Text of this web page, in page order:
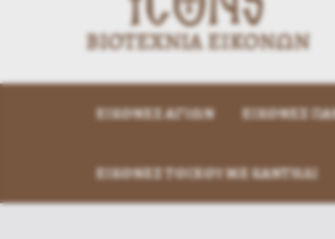
ΕΙΚΌΝΕΣ ΑΓΊΩΝ ΕΙΚΌΝΕΣ
ΕΙΚΌΝΕΣ ΤΟΊΧΟΥ ΜΕ ΚΑΝΤΉΛΙ